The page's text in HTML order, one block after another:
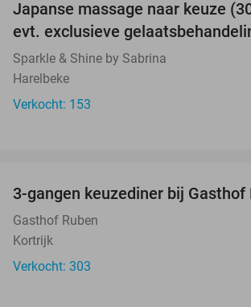
Japanse massage naar keuze
evt. exclusieve
Sparkle & Shine by Sabrina
Harelbeke
Verkocht: 153
3-gangen keuzediner bij Gasthof
Gasthof Ruben
Kortrijk
Verkocht: 303